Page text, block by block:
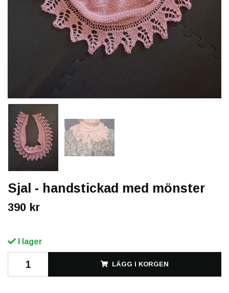
Sjal - handstickad med mönster
390 kr
I lager
LÄGG I KORGEN